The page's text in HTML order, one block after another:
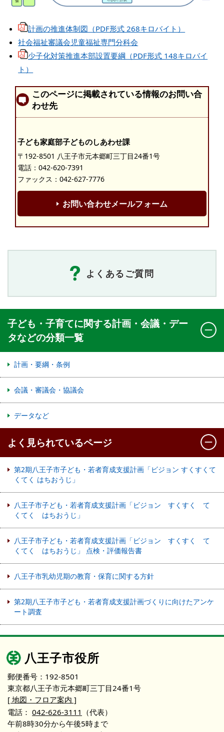
計画の推進体制図（PDF形式 268キロバイト）
社会福祉審議会児童福祉専門分科会
少子化対策推進本部設置要綱（PDF形式 148キロバイ
ト）
このページに掲載されている情報のお問い合
わせ先
子ども家庭部子どものしあわせ課
〒192-8501 八王子市元本郷町三丁目24番1号
電話： 042-620-7391
ファックス：042-627-7776
お問い合わせメールフォーム
よくあるご質問
子ども・子育てに関する計画・会議・デー
タなどの分類一覧
計画・要綱・条例
会議・審議会・協議会
データなど
よく見られているページ
第2期八王子市子ども・若者育成支援計画「ビジョン すくすくて
くてく はちおうじ」
八王子市子ども・若者育成支援計画「ビジョン すくすく て
くてく はちおうじ」
八王子市子ども・若者育成支援計画「ビジョン すくすく て
くてく はちおうじ」 点検・評価報告書
八王子市乳幼児期の教育・保育に関する方針
第2期八王子市子ども・若者育成支援計画づくりに向けたアンケ
ート調査
八王子市役所
郵便番号：192-8501
東京都八王子市元本郷町三丁目24番1号
[ 地図・フロア案内 ]
電話： 042-626-3111 （代表）
午前8時30分から午後5時まで